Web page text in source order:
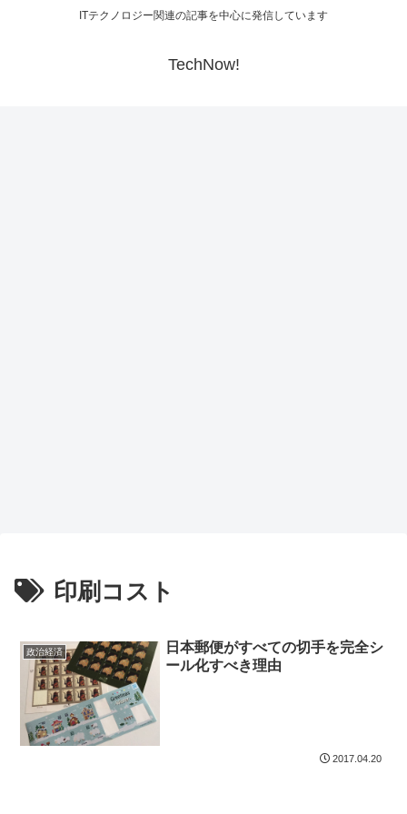
ITテクノロジー関連の記事を中心に発信しています
TechNow!
印刷コスト
政治経済
日本郵便がすべての切手を完全シ
ール化すべき理由
2017.04.20